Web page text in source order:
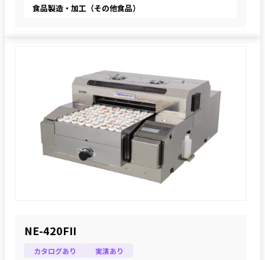
食品製造・加工（その他食品）
NE-420FII
カタログあり 実演あり